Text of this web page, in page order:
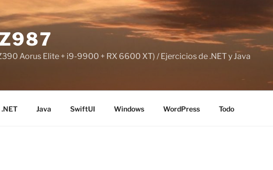
Aorus Elite + i9-9900 + RX 6600 XT) / Ejercicios de .NET y Java
.NET Java SwiftUI Windows WordPress Todo